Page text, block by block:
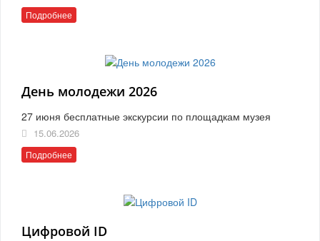
Подробнее
День молодежи 2026
27 июня бесплатные экскурсии по площадкам музея
15.06.2026
Подробнее
Цифровой ID